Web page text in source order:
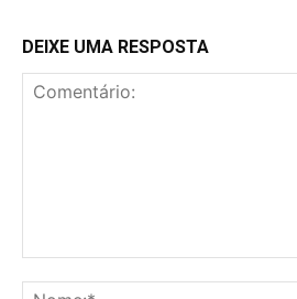
DEIXE UMA RESPOSTA